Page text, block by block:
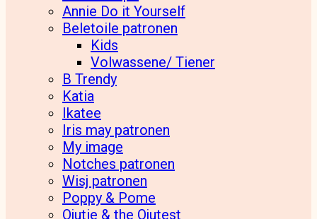
Annie Do it Yourself
Beletoile patronen
Kids
Volwassene/ Tiener
B Trendy
Katia
Ikatee
Iris may patronen
My image
Notches patronen
Wisj patronen
Poppy & Pome
Qjutie & the Qjutest